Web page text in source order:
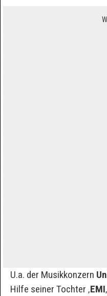
U.a. der Musikkonzern
Hilfe seiner Tochter ‚EMI